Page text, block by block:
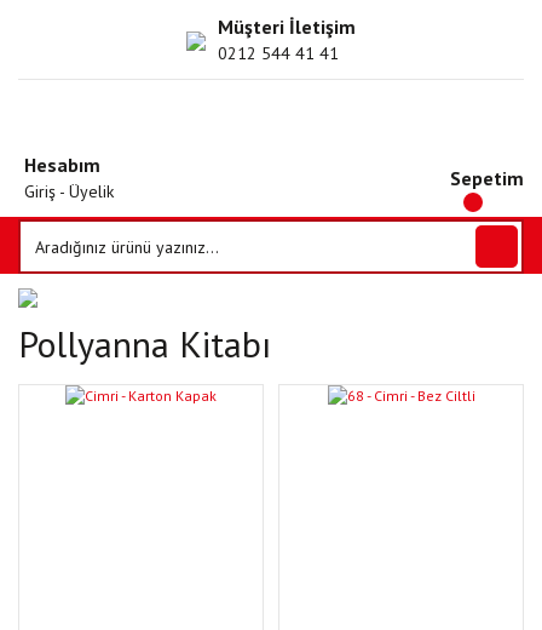
Müşteri İletişim
0212 544 41 41
Hesabım
Giriş - Üyelik
Sepetim
Pollyanna Kitabı